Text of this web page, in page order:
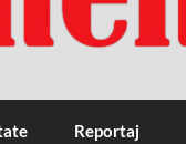
Reportaj